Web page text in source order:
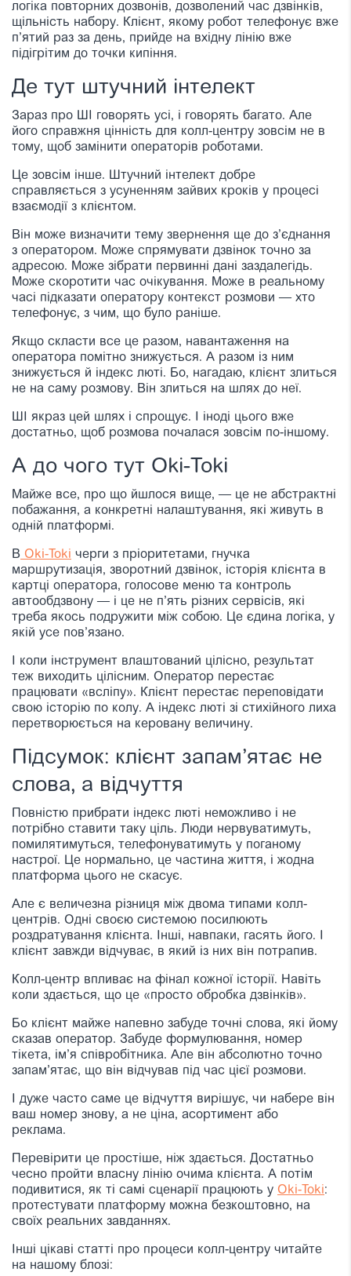
логіка повторних дозвонів, дозволений час дзвінків,
щільність набору. Клієнт, якому робот телефонує вже
п’ятий раз за день, прийде на вхідну лінію вже
підігрітим до точки кипіння.
Де тут штучний інтелект
Зараз про ШІ говорять усі, і говорять багато. Але
його справжня цінність для колл-центру зовсім не в
тому, щоб замінити операторів роботами.
Це зовсім інше. Штучний інтелект добре
справляється з усуненням зайвих кроків у процесі
взаємодії з клієнтом.
Він може визначити тему звернення ще до з’єднання
з оператором. Може спрямувати дзвінок точно за
адресою. Може зібрати первинні дані заздалегідь.
Може скоротити час очікування. Може в реальному
часі підказати оператору контекст розмови — хто
телефонує, з чим, що було раніше.
Якщо скласти все це разом, навантаження на
оператора помітно знижується. А разом із ним
знижується й індекс люті. Бо, нагадаю, клієнт злиться
не на саму розмову. Він злиться на шлях до неї.
ШІ якраз цей шлях і спрощує. І іноді цього вже
достатньо, щоб розмова почалася зовсім по-іншому.
А до чого тут Oki-Toki
Майже все, про що йшлося вище, — це не абстрактні
побажання, а конкретні налаштування, які живуть в
одній платформі.
В Oki-Toki черги з пріоритетами, гнучка
маршрутизація, зворотний дзвінок, історія клієнта в
картці оператора, голосове меню та контроль
автообдзвону — і це не п’ять різних сервісів, які
треба якось подружити між собою. Це єдина логіка, у
якій усе пов’язано.
І коли інструмент влаштований цілісно, результат
теж виходить цілісним. Оператор перестає
працювати «всліпу». Клієнт перестає переповідати
свою історію по колу. А індекс люті зі стихійного лиха
перетворюється на керовану величину.
Підсумок: клієнт запам’ятає не
слова, а відчуття
Повністю прибрати індекс люті неможливо і не
потрібно ставити таку ціль. Люди нервуватимуть,
помилятимуться, телефонуватимуть у поганому
настрої. Це нормально, це частина життя, і жодна
платформа цього не скасує.
Але є величезна різниця між двома типами колл-
центрів. Одні своєю системою посилюють
роздратування клієнта. Інші, навпаки, гасять його. І
клієнт завжди відчуває, в який із них він потрапив.
Колл-центр впливає на фінал кожної історії. Навіть
коли здається, що це «просто обробка дзвінків».
Бо клієнт майже напевно забуде точні слова, які йому
сказав оператор. Забуде формулювання, номер
тікета, ім’я співробітника. Але він абсолютно точно
запам’ятає, що він відчував під час цієї розмови.
І дуже часто саме це відчуття вирішує, чи набере він
ваш номер знову, а не ціна, асортимент або
реклама.
Перевірити це простіше, ніж здається. Достатньо
чесно пройти власну лінію очима клієнта. А потім
подивитися, як ті самі сценарії працюють у Oki-Toki:
протестувати платформу можна безкоштовно, на
своїх реальних завданнях.
Інші цікаві статті про процеси колл-центру читайте
на нашому блозі: